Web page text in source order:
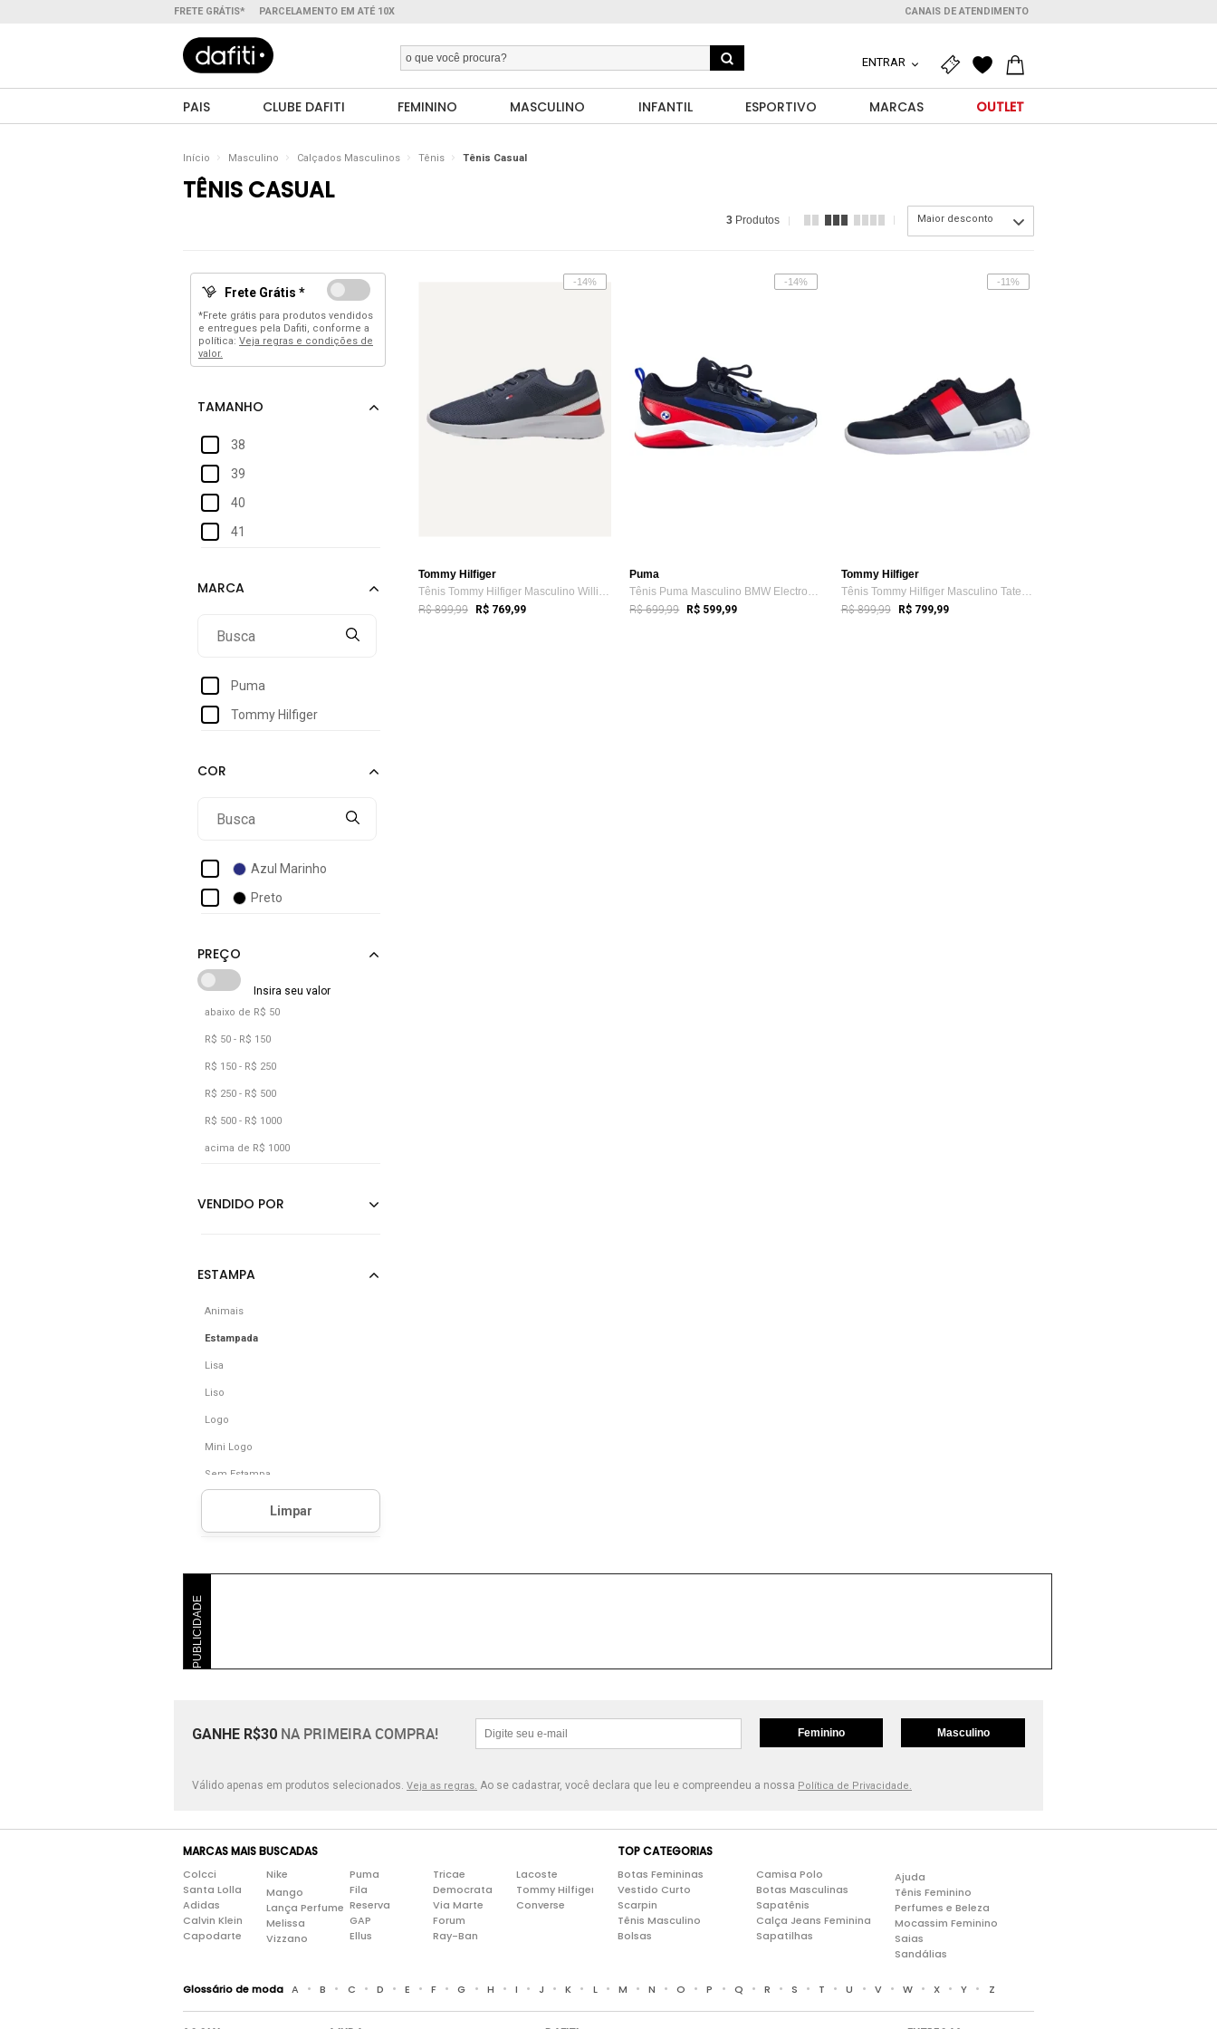
FRETE GRÁTIS* PARCELAMENTO EM ATÉ 10X CANAIS DE ATENDIMENTO
ENTRAR
PAIS CLUBE DAFITI FEMININO MASCULINO INFANTIL ESPORTIVO MARCAS OUTLET
Início Masculino Calçados Masculinos Tênis Tênis Casual
TÊNIS CASUAL
3 Produtos Maior desconto
Frete Grátis *
*Frete grátis para produtos vendidos
e entregues pela Dafiti, conforme a
política: Veja regras e condições de
valor.
38
39
40
41
Puma
Tommy Hilfiger
Azul Marinho
Preto
abaixo de R$ 50
R$ 50 - R$ 150
R$ 150 - R$ 250
R$ 250 - R$ 500
R$ 500 - R$ 1000
acima de R$ 1000
Animais
Estampada
Lisa
Liso
Logo
Mini Logo
Sem Estampa
-14%
Tommy Hilfiger
Tênis Tommy Hilfiger Masculino Willis 1D...
R$ 899,99 R$ 769,99
-14%
Puma
Tênis Puma Masculino BMW Electron E Preto
R$ 699,99 R$ 599,99
-11%
Tommy Hilfiger
Tênis Tommy Hilfiger Masculino Tate 9C M...
R$ 899,99 R$ 799,99
PUBLICIDADE
GANHE R$30 NA PRIMEIRA COMPRA! Feminino Masculino
Válido apenas em produtos selecionados. Veja as regras. Ao se cadastrar, você declara que leu e compreendeu a nossa Política de Privacidade.
MARCAS MAIS BUSCADAS
Colcci
Santa Lolla
Adidas
Calvin Klein
Capodarte
Nike
Mango
Lança Perfume
Melissa
Vizzano
Puma
Fila
Reserva
GAP
Ellus
Tricae
Democrata
Via Marte
Forum
Ray-Ban
Lacoste
Tommy Hilfiger
Converse
TOP CATEGORIAS
Botas Femininas
Vestido Curto
Scarpin
Tênis Masculino
Bolsas
Camisa Polo
Botas Masculinas
Sapatênis
Calça Jeans Feminina
Sapatilhas
Ajuda
Tênis Feminino
Perfumes e Beleza
Mocassim Feminino
Saias
Sandálias
Glossário de moda A • B • C • D • E • F • G • H • I • J • K • L • M • N • O • P • Q • R • S • T • U • V • W • X • Y • Z